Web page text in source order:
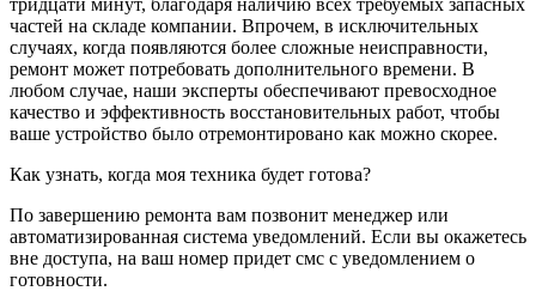
частей на складе компании. Впрочем, в исключительных
случаях, когда появляются более сложные неисправности,
ремонт может потребовать дополнительного времени. В
любом случае, наши эксперты обеспечивают превосходное
качество и эффективность восстановительных работ, чтобы
ваше устройство было отремонтировано как можно скорее.
Как узнать, когда моя техника будет готова?
По завершению ремонта вам позвонит менеджер или
автоматизированная система уведомлений. Если вы окажетесь
вне доступа, на ваш номер придет смс с уведомлением о
готовности.